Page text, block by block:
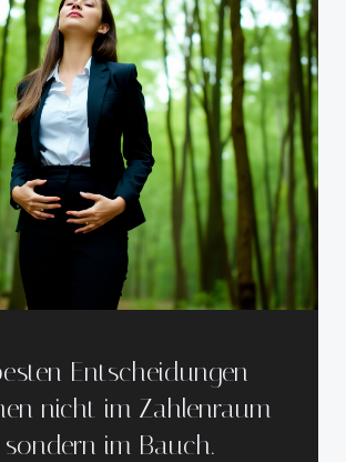
Entscheidungen
nicht im Zahlenraum
sondern im Bauch.